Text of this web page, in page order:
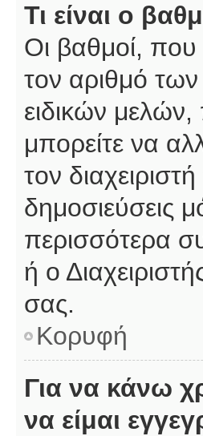
Τι είναι ο
Οι βαθμοί,
τον αριθμό των
ειδικών μελών,
μπορείτε να
τον
δημοσιεύσεις
περισσότερα
ή ο
σας.
Κορυφή
Για να κάνω
να είμαι